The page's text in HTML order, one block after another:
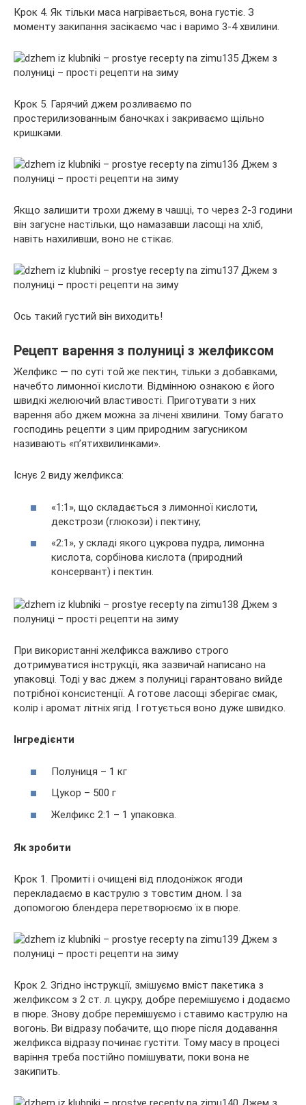
Крок 4. Як тільки маса нагрівається, вона густіє. З
моменту закипання засікаємо час і варимо 3-4 хвилини.
Крок 5. Гарячий джем розливаємо по
простерилизованным баночках і закриваємо щільно
кришками.
Якщо залишити трохи джему в чашці, то через 2-3 години
він загусне настільки, що намазавши ласощі на хліб,
навіть нахиливши, воно не стікає.
Ось такий густий він виходить!
Рецепт варення з полуниці з желфиксом
Желфикс — по суті той же пектин, тільки з добавками,
начебто лимонної кислоти. Відмінною ознакою є його
швидкі желюючий властивості. Приготувати з них
варення або джем можна за лічені хвилини. Тому багато
господинь рецепти з цим природним загусником
називають «п’ятихвилинками».
Існує 2 виду желфикса:
«1:1», що складається з лимонної кислоти,
декстрози (глюкози) і пектину;
«2:1», у складі якого цукрова пудра, лимонна
кислота, сорбінова кислота (природний
консервант) і пектин.
При використанні желфикса важливо строго
дотримуватися інструкції, яка зазвичай написано на
упаковці. Тоді у вас джем з полуниці гарантовано вийде
потрібної консистенції. А готове ласощі зберігає смак,
колір і аромат літніх ягід. І готується воно дуже швидко.
Інгредієнти
Полуниця – 1 кг
Цукор – 500 г
Желфикс 2:1 – 1 упаковка.
Як зробити
Крок 1. Промиті і очищені від плодоніжок ягоди
перекладаємо в каструлю з товстим дном. І за
допомогою блендера перетворюємо їх в пюре.
Крок 2. Згідно інструкції, змішуємо вміст пакетика з
желфиксом з 2 ст. л. цукру, добре перемішуємо і додаємо
в пюре. Знову добре перемішуємо і ставимо каструлю на
вогонь. Ви відразу побачите, що пюре після додавання
желфикса відразу починає густіти. Тому масу в процесі
варіння треба постійно помішувати, поки вона не
закипить.